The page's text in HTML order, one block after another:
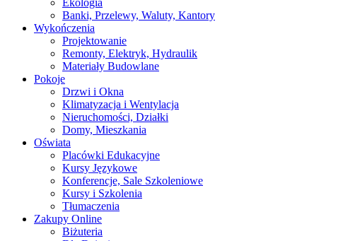
Ekologia
Banki, Przelewy, Waluty, Kantory
Wykończenia
Projektowanie
Remonty, Elektryk, Hydraulik
Materiały Budowlane
Pokoje
Drzwi i Okna
Klimatyzacja i Wentylacja
Nieruchomości, Działki
Domy, Mieszkania
Oświata
Placówki Edukacyjne
Kursy Językowe
Konferencje, Sale Szkoleniowe
Kursy i Szkolenia
Tłumaczenia
Zakupy Online
Biżuteria